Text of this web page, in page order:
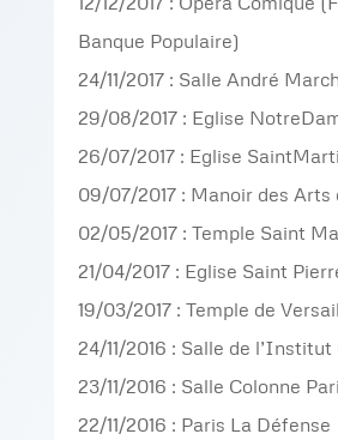
Banque Populaire)
24/11/2017 : Salle André
29/08/2017 : Eglise
26/07/2017 : Eglise
09/07/2017 : Manoir des Arts
02/05/2017 : Temple Saint
21/04/2017 : Eglise Saint
19/03/2017 : Temple de
24/11/2016 : Salle de
23/11/2016 : Salle Colonne
22/11/2016 : Paris La Défense